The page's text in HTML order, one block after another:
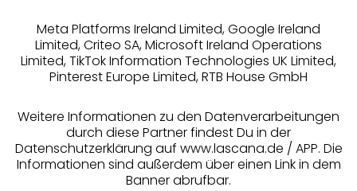
Alle Preise inkl. MwSt., zzgl.
Versandkosten
Meta Platforms Ireland Limited, Google Ireland
Limited, Criteo SA, Microsoft Ireland Operations
Limited, TikTok Information Technologies UK Limited,
Pinterest Europe Limited, RTB House GmbH
Weitere Informationen zu den Datenverarbeitungen
durch diese Partner findest Du in der
Datenschutzerklärung auf www.lascana.de / APP. Die
Informationen sind außerdem über einen Link in dem
Banner abrufbar.